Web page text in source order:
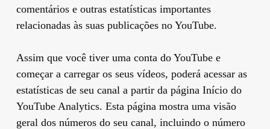
comentários e outras estatísticas importantes
relacionadas às suas publicações no YouTube.
Assim que você tiver uma conta do YouTube e
começar a carregar os seus vídeos, poderá acessar as
estatísticas de seu canal a partir da página Início do
YouTube Analytics. Esta página mostra uma visão
geral dos números do seu canal, incluindo o número